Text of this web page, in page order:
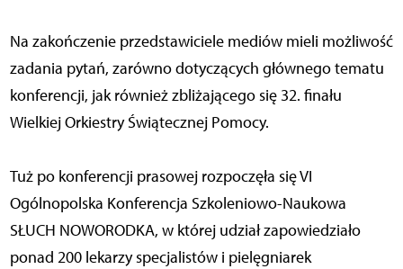
Na zakończenie przedstawiciele mediów mieli możliwość
zadania pytań, zarówno dotyczących głównego tematu
konferencji, jak również zbliżającego się 32. finału
Wielkiej Orkiestry Świątecznej Pomocy.
Tuż po konferencji prasowej rozpoczęła się VI
Ogólnopolska Konferencja Szkoleniowo-Naukowa
SŁUCH NOWORODKA, w której udział zapowiedziało
ponad 200 lekarzy specjalistów i pielęgniarek